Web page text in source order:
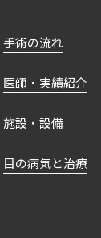
手術の流れ
医師・実績紹介
施設・設備
目の病気と治療